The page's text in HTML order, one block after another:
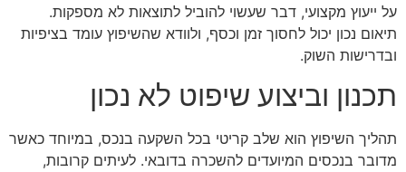
על ייעוץ מקצועי, דבר שעשוי להוביל לתוצאות לא מספקות.
תיאום נכון יכול לחסוך זמן וכסף, ולוודא שהשיפוץ עומד בציפיות
ובדרישות השוק.
תכנון וביצוע שיפוט לא נכון
תהליך השיפוץ הוא שלב קריטי בכל השקעה בנכס, במיוחד כאשר
מדובר בנכסים המיועדים להשכרה בדובאי. לעיתים קרובות,